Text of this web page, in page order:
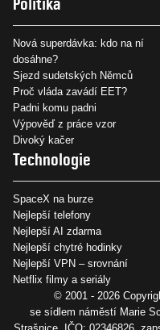
Nová superdávka: kdo na ní
dosáhne?
Sjezd sudetských Němců
Proč vláda zavádí EET?
Padni komu padni
Výpověď z práce vzor
Divoký kačer
Technologie
SpaceX na burze
Nejlepší telefony
Nejlepší AI zdarma
Nejlepší chytré hodinky
Nejlepší VPN – srovnání
Netflix filmy a seriály
© 2001 - 2026
se sídlem náměstí Marie